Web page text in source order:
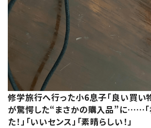
修学旅行へ行った小6息子「良い買い
が驚愕した“まさかの購入品”に……「
た！」「いいセンス」「素晴らしい！」